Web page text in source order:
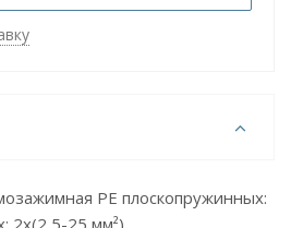
PE плоскопружинных:
2x(2,5-25 мм²).